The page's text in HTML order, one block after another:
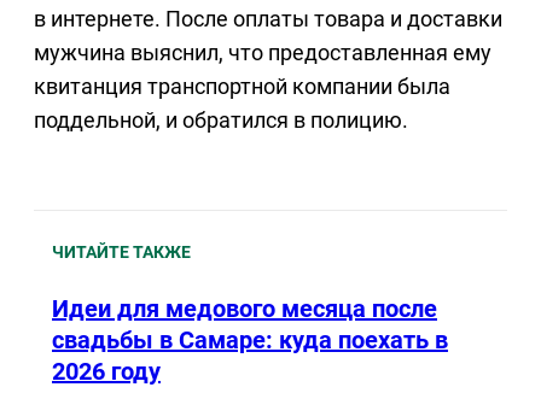
в интернете. После оплаты товара и доставки
мужчина выяснил, что предоставленная ему
квитанция транспортной компании была
поддельной, и обратился в полицию.
ЧИТАЙТЕ ТАКЖЕ
Идеи для медового месяца после
свадьбы в Самаре: куда поехать в
2026 году